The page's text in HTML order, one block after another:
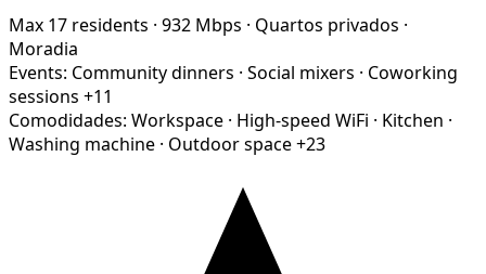
Max 17 residents · 932 Mbps · Quartos privados ·
Moradia
Events: Community dinners · Social mixers · Coworking
sessions +11
Comodidades: Workspace · High-speed WiFi · Kitchen ·
Washing machine · Outdoor space+23